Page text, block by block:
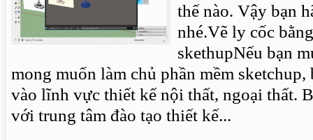
thế nào. Vậy bạn
nhé.Vẽ ly cốc
skethupNếu bạn
mong muốn làm chủ phần mềm sketchup,
vào lĩnh vực thiết kế nội thất, ngoại thất.
với trung tâm đào tạo thiết kế...